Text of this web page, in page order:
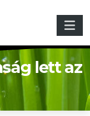
lett az